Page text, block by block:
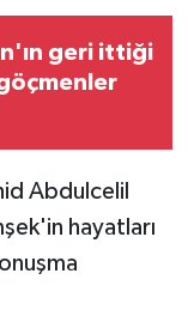
geri ittiği
Abdulcelil
hayatları